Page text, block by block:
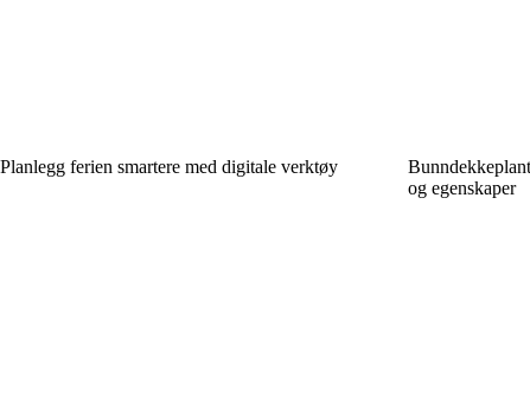
Planlegg ferien smartere med digitale verktøy
og egenskaper